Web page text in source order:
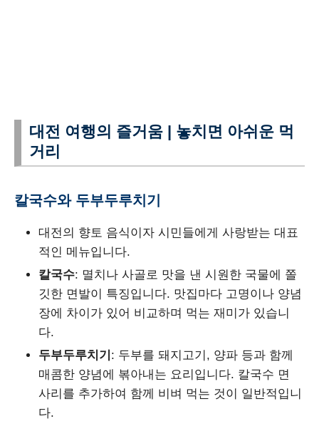
대전 여행의 즐거움 | 놓치면 아쉬운 먹
거리
칼국수와 두부두루치기
대전의 향토 음식이자 시민들에게 사랑받는 대표
적인 메뉴입니다.
칼국수: 멸치나 사골로 맛을 낸 시원한 국물에 쫄
깃한 면발이 특징입니다. 맛집마다 고명이나 양념
장에 차이가 있어 비교하며 먹는 재미가 있습니
다.
두부두루치기 : 두부를 돼지고기, 양파 등과 함께
매콤한 양념에 볶아내는 요리입니다. 칼국수 면
사리를 추가하여 함께 비벼 먹는 것이 일반적입니
다.